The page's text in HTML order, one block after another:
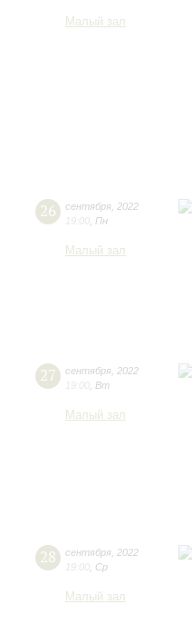
Малый зал
26 сентября 2022
19:00 Пн
Малый зал
27 сентября 2022
19:00 Вт
Малый зал
28 сентября 2022
19:00 Ср
Малый зал